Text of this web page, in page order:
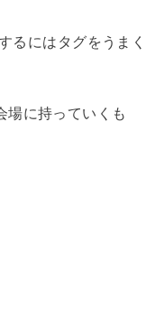
るにはタグをうまく
場に持っていくも